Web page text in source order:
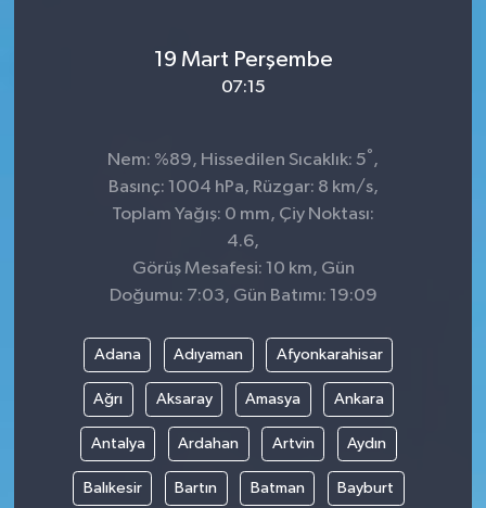
19 Mart Perşembe
07:15
Nem: %89, Hissedilen Sıcaklık: 5° ,
Basınç: 1004 hPa, Rüzgar: 8 km/s,
Toplam Yağış: 0 mm, Çiy Noktası:
4.6,
Görüş Mesafesi: 10 km, Gün
Doğumu: 7:03, Gün Batımı: 19:09
Adana Adıyaman Afyonkarahisar
Ağrı Aksaray Amasya Ankara
Antalya Ardahan Artvin Aydın
Balıkesir Bartın Batman Bayburt